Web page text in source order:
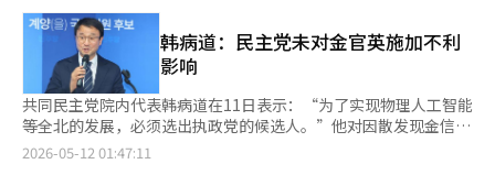
从第8位升至第6位，HD现代重工（第11位升至第8位）也上升了3
位。 尤其是造船行业，因金正官产业部部长与霍华德·拉特尼克
美国商务部长签署的MASGA项目相关谅解备忘录（MOU）消息，
形成了强大的上行压力。汽车行业也因对“物理人工智能
（AI）”的持续期待，起亚汽车从第10位上升至第9位。 在20名之
外进入前20名的股票表现也十分抢眼。LS ELECTRIC从一个月前
的第35位暴涨至第19位，成功跻身“前20”。相反，跌幅较大的
股票是军工龙头汉华航空航天。该公司一个月前曾攀升至第5位，
5052.46点以来，短短一个月内上涨超过54%。与去年年底的
4214.17点相比，今年以来的涨幅已达到85.62%。 证券界对市场
前景持乐观态度。国内证券公司预测KOSPI有可能突破8000点，甚
至达到9000点。外资投资银行JP摩根也预测KOSPI可能会超过
10000点。 近期的上涨主要由半导体行业引领。尤其是当天，三星
电子和SK海力士的股价分别上涨6%和13%。随着对人工智能
（AI）半导体需求的预期增加，半导体大型股实际上主导了股市的
上涨。 然而，半导体股的集中现象引发了市场的担忧。近期国内
韩病道：民主党未对金官英施加不利
影响
共同民主党院内代表韩病道在11日表示：“为了实现物理人工智能
等全北的发展，必须选出执政党的候选人。”他对因散发现金信封
而被民主党开除的金官英前全北知事声称受到民主党不利影响的说
2026-05-12 01:47:11